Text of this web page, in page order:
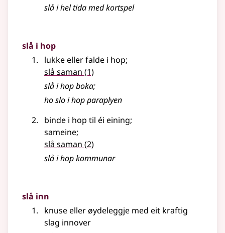
slå i hel tida med kortspel
slå i hop
lukke eller falde i hop;
slå saman (1)
slå i hop boka;
ho slo i hop paraplyen
binde i hop til éi eining;
sameine;
slå saman (2)
slå i hop kommunar
slå inn
knuse eller øydeleggje med eit kraftig
slag innover